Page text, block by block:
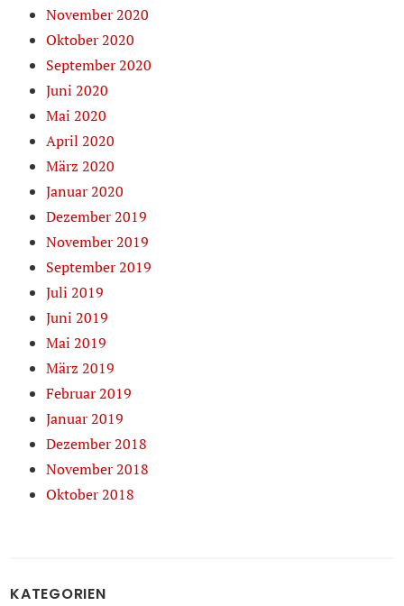
November 2020
Oktober 2020
September 2020
Juni 2020
Mai 2020
April 2020
März 2020
Januar 2020
Dezember 2019
November 2019
September 2019
Juli 2019
Juni 2019
Mai 2019
März 2019
Februar 2019
Januar 2019
Dezember 2018
November 2018
Oktober 2018
KATEGORIEN